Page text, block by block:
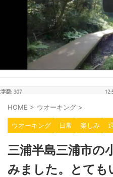
HOME > ウオーキング >
ウオーキング 日常 楽しみ
三浦半島三浦市の
みました。とても